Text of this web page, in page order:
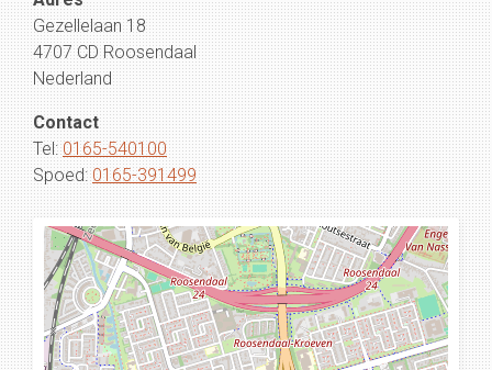
Gezellelaan 18
4707 CD Roosendaal
Nederland
Contact
Tel:0165-540100
Spoed:0165-391499